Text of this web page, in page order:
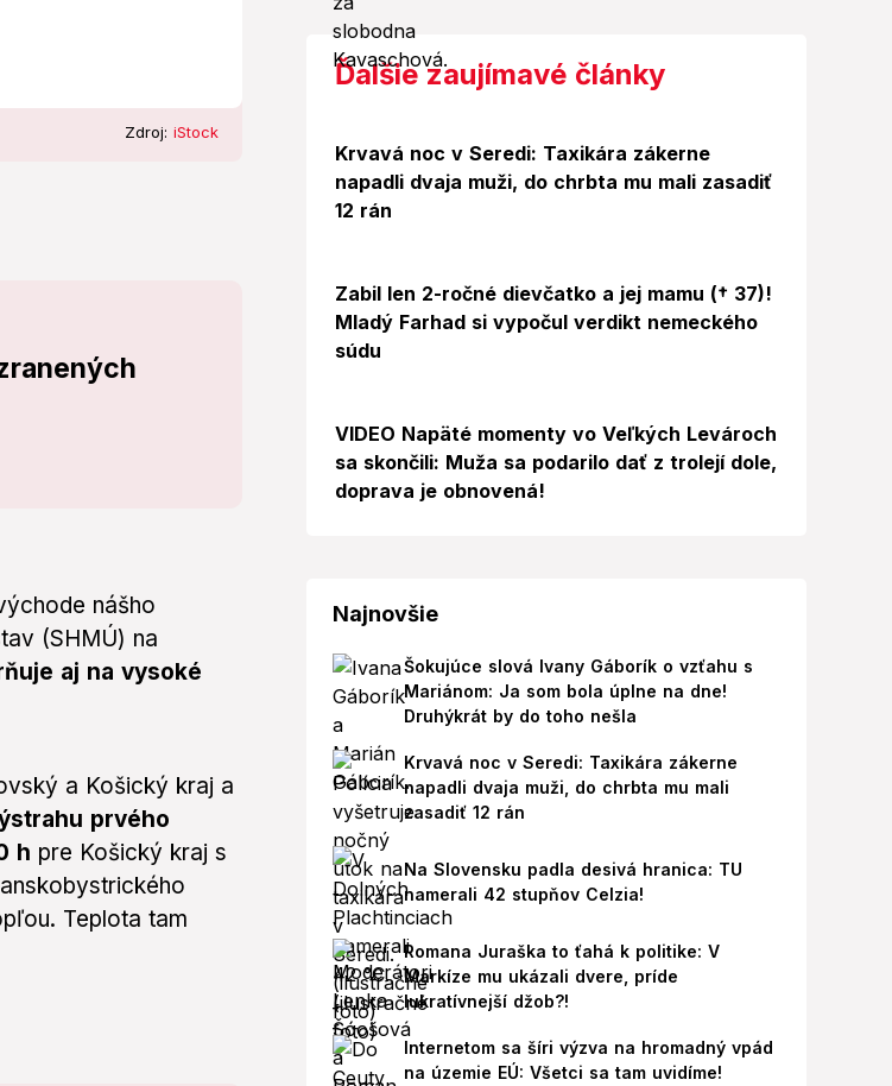
Zdroj: iStock
nášho
(SHMÚ) na
aj na vysoké
a Košický kraj a
prvého
h pre Košický kraj s
Teplota tam
Ďalšie zaujímavé články
Krvavá noc v Seredi: Taxikára zákerne
napadli dvaja muži, do chrbta mu mali zasadiť
12 rán
Zabil len 2-ročné dievčatko a jej mamu († 37)!
Mladý Farhad si vypočul verdikt nemeckého
súdu
Video
VIDEO Napäté momenty vo Veľkých Levároch
sa skončili: Muža sa podarilo dať z trolejí dole,
doprava je obnovená!
Najnovšie
Šokujúce slová Ivany Gáborík o vzťahu s
Mariánom: Ja som bola úplne na dne!
Druhýkrát by do toho nešla
Krvavá noc v Seredi: Taxikára zákerne
napadli dvaja muži, do chrbta mu mali
zasadiť 12 rán
Na Slovensku padla desivá hranica: TU
namerali 42 stupňov Celzia!
Romana Juraška to ťahá k politike: V
Markíze mu ukázali dvere, príde
lukratívnejší džob?!
Internetom sa šíri výzva na hromadný vpád
na územie EÚ: Všetci sa tam uvidíme!